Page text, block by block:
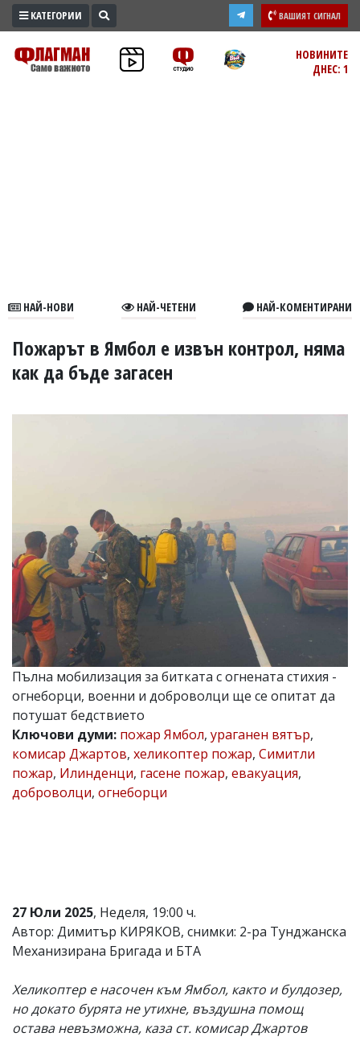
ПРОМО
ЗОНА
В
УКРАЙНА
РАЗСЛЕДВАНЕ
Василев,
email:
v.vasilev@flagman.bg
Катя
Касабова,
еmail:k.kassabova@flagman.bg
Главен
редактор:
Иван
Колев,
email:
office@flagman.bg
Коментарите
под
се
въвеждат
за
тях!
Ако
откриете
за
вас
коментар,
моля
КАТЕГОРИИ ВАШИЯТ СИГНАЛ
НОВИНИТЕ
ДНЕС: 1
НАЙ-НОВИ НАЙ-ЧЕТЕНИ НАЙ-КОМЕНТИРАНИ
Пожарът в Ямбол е извън контрол, няма
как да бъде загасен
Пълна мобилизация за битката с огнената стихия -
огнеборци, военни и доброволци ще се опитат да
потушат бедствието
Ключови думи: пожар Ямбол, ураганен вятър,
комисар Джартов, хеликоптер пожар, Симитли
пожар, Илинденци, гасене пожар, евакуация,
доброволци, огнеборци
27 Юли 2025, Неделя, 19:00 ч.
Автор: Димитър КИРЯКОВ, снимки: 2-ра Тунджанска
Механизирана Бригада и БТА
Хеликоптер е насочен към Ямбол, както и булдозер,
но докато бурята не утихне, въздушна помощ
остава невъзможна, каза ст. комисар Джартов